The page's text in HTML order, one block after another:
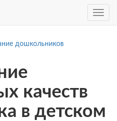
Toggle
дошкольников
качеств
в детском